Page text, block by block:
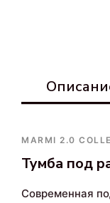
MARMI 2.0
Тумба под
Современная